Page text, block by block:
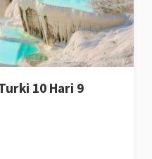
10 Hari 9